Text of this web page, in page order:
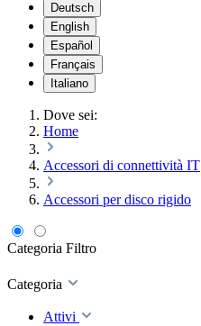
Deutsch
English
Español
Français
Italiano
Dove sei:
Home
Accessori di connettività IT
Accessori per disco rigido
Categoria Filtro
Categoria
Attivi